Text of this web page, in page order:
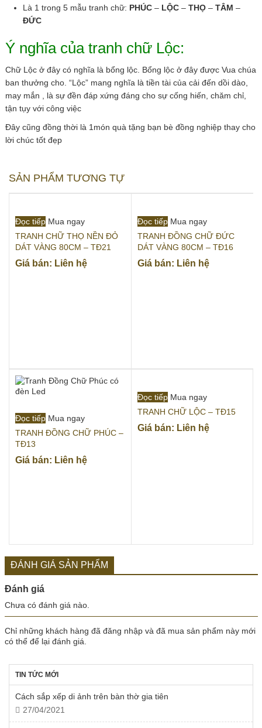
Là 1 trong 5 mẫu tranh chữ: PHÚC–LỘC– THỌ– TÂM –
ĐỨC
Ý nghĩa của tranh chữ Lộc:
Chữ Lộc ở đây có nghĩa là bổng lộc. Bổng lộc ở đây được Vua chúa
ban thưởng cho. “Lộc” mang nghĩa là tiền tài của cải đến dồi dào,
may mắn , là sự đền đáp xứng đáng cho sự cống hiến, chăm chỉ,
tận tụy với công việc
Đây cũng đồng thời là 1món quà tặng bạn bè đồng nghiệp thay cho
lời chúc tốt đẹp
SẢN PHẨM TƯƠNG TỰ
Đọc tiếp Mua ngay
TRANH CHỮ THỌ NỀN ĐỎ
DÁT VÀNG 80CM – TĐ21
Giá bán: Liên hệ
Đọc tiếp Mua ngay
TRANH ĐỒNG CHỮ ĐỨC
DÁT VÀNG 80CM – TĐ16
Giá bán: Liên hệ
Đọc tiếp Mua ngay
TRANH ĐỒNG CHỮ PHÚC –
TĐ13
Giá bán: Liên hệ
Đọc tiếp Mua ngay
TRANH CHỮ LỘC – TĐ15
Giá bán: Liên hệ
ĐÁNH GIÁ SẢN PHẨM
Đánh giá
Chưa có đánh giá nào.
Chỉ những khách hàng đã đăng nhập và đã mua sản phẩm này mới
có thể để lại đánh giá.
TIN TỨC MỚI
Cách sắp xếp di ảnh trên bàn thờ gia tiên
27/04/2021